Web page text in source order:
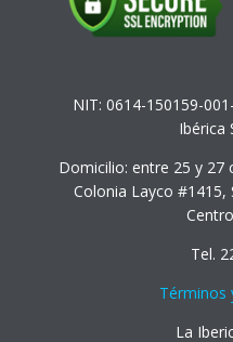
NIT: 0614-150159-
Ibérica
Domicilio: entre 25 y 27
Colonia Layco #1415,
Tel.
Términos
La